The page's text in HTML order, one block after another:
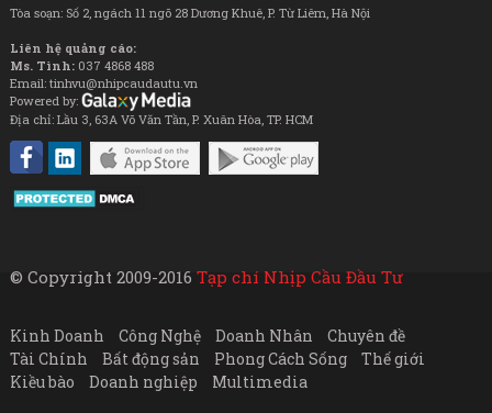
Tòa soạn: Số 2, ngách 11 ngõ 28 Dương Khuê, P. Từ Liêm, Hà Nội
Liên hệ quảng cáo:
Ms. Tình: 037 4868 488
Email: tinhvu@nhipcaudautu.vn
Powered by:
Địa chỉ: Lầu 3, 63A Võ Văn Tần, P. Xuân Hòa, TP. HCM
© Copyright 2009-2016 Tạp chí Nhịp Cầu Đầu Tư
Kinh Doanh Công Nghệ Doanh Nhân
Chuyên đề
Tài Chính
Bất động sản Phong Cách Sống
Thế giới
Kiều bào
Doanh nghiệp Multimedia